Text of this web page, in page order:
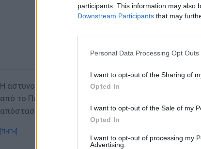
participants. This information may also
Downstream Participants that may
Personal Data Processing Opt Outs
I want to opt-out of the Sharing of
Opted In
I want to opt-out of the Sale of my
Opted In
I want to opt-out of processing my
Advertising.
Η αστυνομία απαγόρευσε τη διέλευση άλλων 150
από το Παρίσι σήμερα με 4 λεωφορεία, από τα
απόσταση 48 χιλιομέτρων από το λιμάνι του Καλαί.
[ΠΗΓΗ]